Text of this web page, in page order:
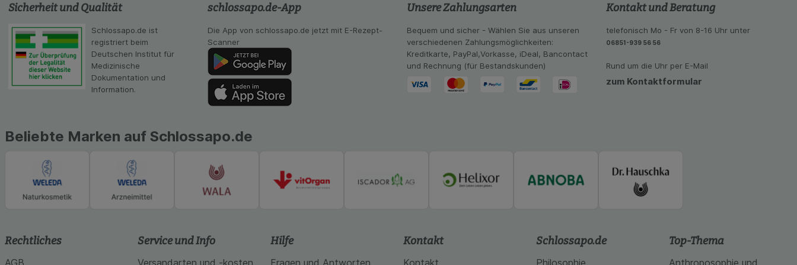
unserer Website sammeln, mit deren Hilfe wir unsere Website weiter für Sie optimieren können, den
gestalten. Bitte beachten Sie, dass Daten hierfür teilweise an Dritte wie z.B. Google oder soziale
Medien übertragen werden.
Sicherheit und Qualität
Schlossapo.de ist
registriert beim
Deutschen Institut für
Medizinische
Dokumentation und
Information.
schlossapo.de-App
Die App von schlossapo.de jetzt mit E-Rezept-
Scanner
Unsere Zahlungsarten
Bequem und sicher - Wählen Sie aus unseren
verschiedenen Zahlungsmöglichkeiten:
Kreditkarte, PayPal,Vorkasse, iDeal, Bancontact
und Rechnung (für Bestandskunden)
Kontakt und Beratung
telefonisch Mo - Fr von 8-16 Uhr unter
06851-939 56 56
Rund um die Uhr per E-Mail
zum Kontaktformular
Beliebte Marken auf Schlossapo.de
Rechtliches Service und Info Hilfe Kontakt Schlossapo.de Top-Thema